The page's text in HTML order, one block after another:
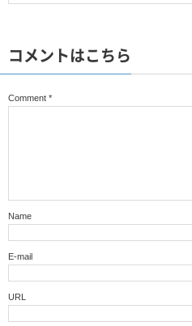
コメントはこちら
Comment *
Name
E-mail
URL